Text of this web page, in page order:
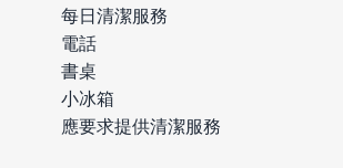
每日清潔服務
電話
書桌
小冰箱
應要求提供清潔服務